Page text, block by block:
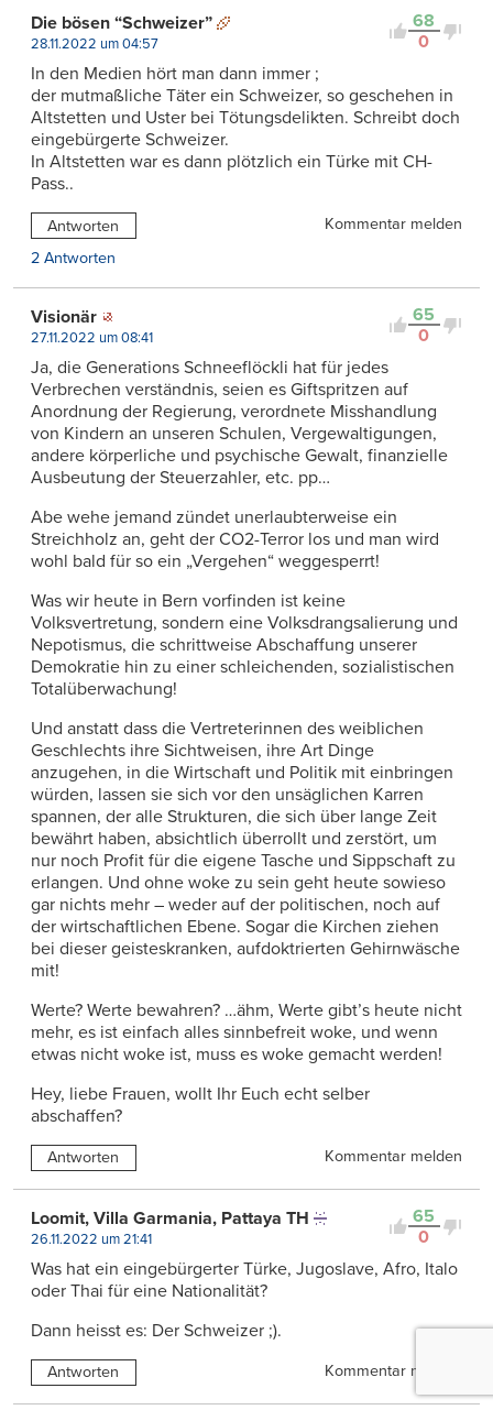
68
0
Die bösen “Schweizer”
28.11.2022 um 04:57
In den Medien hört man dann immer ;
der mutmaßliche Täter ein Schweizer, so geschehen in
Altstetten und Uster bei Tötungsdelikten. Schreibt doch
eingebürgerte Schweizer.
In Altstetten war es dann plötzlich ein Türke mit CH-
Pass..
Antworten
Kommentar melden
2 Antworten
65
0
Visionär
27.11.2022 um 08:41
Ja, die Generations Schneeflöckli hat für jedes
Verbrechen verständnis, seien es Giftspritzen auf
Anordnung der Regierung, verordnete Misshandlung
von Kindern an unseren Schulen, Vergewaltigungen,
andere körperliche und psychische Gewalt, finanzielle
Ausbeutung der Steuerzahler, etc. pp…
Abe wehe jemand zündet unerlaubterweise ein
Streichholz an, geht der CO2-Terror los und man wird
wohl bald für so ein „Vergehen“ weggesperrt!
Was wir heute in Bern vorfinden ist keine
Volksvertretung, sondern eine Volksdrangsalierung und
Nepotismus, die schrittweise Abschaffung unserer
Demokratie hin zu einer schleichenden, sozialistischen
Totalüberwachung!
Und anstatt dass die Vertreterinnen des weiblichen
Geschlechts ihre Sichtweisen, ihre Art Dinge
anzugehen, in die Wirtschaft und Politik mit einbringen
würden, lassen sie sich vor den unsäglichen Karren
spannen, der alle Strukturen, die sich über lange Zeit
bewährt haben, absichtlich überrollt und zerstört, um
nur noch Profit für die eigene Tasche und Sippschaft zu
erlangen. Und ohne woke zu sein geht heute sowieso
gar nichts mehr – weder auf der politischen, noch auf
der wirtschaftlichen Ebene. Sogar die Kirchen ziehen
bei dieser geisteskranken, aufdoktrierten Gehirnwäsche
mit!
Werte? Werte bewahren? …ähm, Werte gibt’s heute nicht
mehr, es ist einfach alles sinnbefreit woke, und wenn
etwas nicht woke ist, muss es woke gemacht werden!
Hey, liebe Frauen, wollt Ihr Euch echt selber
abschaffen?
Antworten Kommentar melden
65
0
Loomit, Villa Garmania, Pattaya TH
26.11.2022 um 21:41
Was hat ein eingebürgerter Türke, Jugoslave, Afro, Italo
oder Thai für eine Nationalität?
Dann heisst es: Der Schweizer ;).
Antworten Kommentar melden